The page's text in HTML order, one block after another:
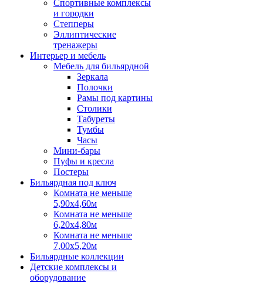
Спортивные комплексы
и городки
Степперы
Эллиптические
тренажеры
Интерьер и мебель
Мебель для бильярдной
Зеркала
Полочки
Рамы под картины
Столики
Табуреты
Тумбы
Часы
Мини-бары
Пуфы и кресла
Постеры
Бильярдная под ключ
Комната не меньше
5,90х4,60м
Комната не меньше
6,20х4,80м
Комната не меньше
7,00х5,20м
Бильярдные коллекции
Детские комплексы и
оборудование